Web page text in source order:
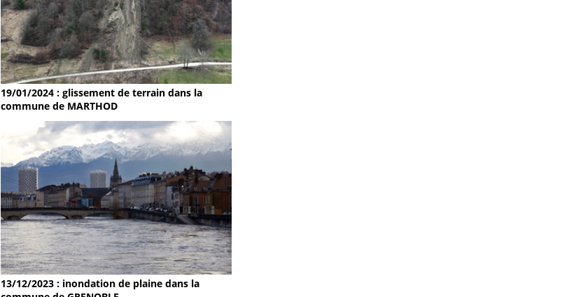
19/01/2024 : glissement de terrain dans la
commune de MARTHOD
13/12/2023 : inondation de plaine dans la